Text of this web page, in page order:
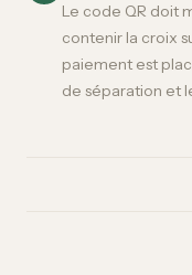
Le code QR doit
contenir la croix
paiement est
de séparation et